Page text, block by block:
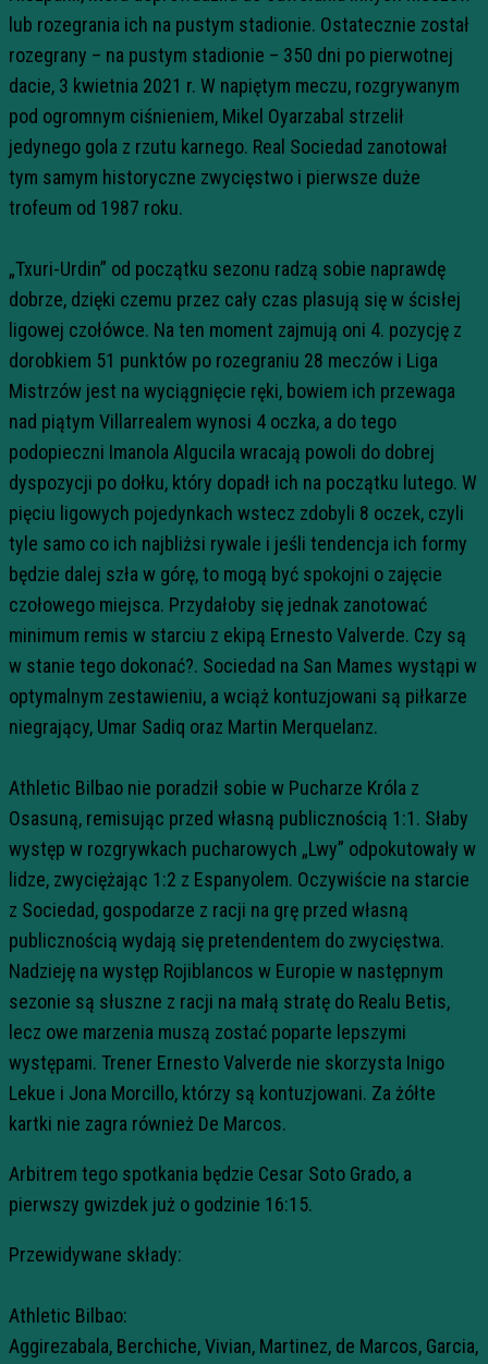
lub rozegrania ich na pustym stadionie. Ostatecznie został
rozegrany – na pustym stadionie – 350 dni po pierwotnej
dacie, 3 kwietnia 2021 r. W napiętym meczu, rozgrywanym
pod ogromnym ciśnieniem, Mikel Oyarzabal strzelił
jedynego gola z rzutu karnego. Real Sociedad zanotował
tym samym historyczne zwycięstwo i pierwsze duże
trofeum od 1987 roku.
„Txuri-Urdin” od początku sezonu radzą sobie naprawdę
dobrze, dzięki czemu przez cały czas plasują się w ścisłej
ligowej czołówce. Na ten moment zajmują oni 4. pozycję z
dorobkiem 51 punktów po rozegraniu 28 meczów i Liga
Mistrzów jest na wyciągnięcie ręki, bowiem ich przewaga
nad piątym Villarrealem wynosi 4 oczka, a do tego
podopieczni Imanola Algucila wracają powoli do dobrej
dyspozycji po dołku, który dopadł ich na początku lutego. W
pięciu ligowych pojedynkach wstecz zdobyli 8 oczek, czyli
tyle samo co ich najbliżsi rywale i jeśli tendencja ich formy
będzie dalej szła w górę, to mogą być spokojni o zajęcie
czołowego miejsca. Przydałoby się jednak zanotować
minimum remis w starciu z ekipą Ernesto Valverde. Czy są
w stanie tego dokonać?. Sociedad na San Mames wystąpi w
optymalnym zestawieniu, a wciąż kontuzjowani są piłkarze
niegrający, Umar Sadiq oraz Martin Merquelanz.
Athletic Bilbao nie poradził sobie w Pucharze Króla z
Osasuną, remisując przed własną publicznością 1:1. Słaby
występ w rozgrywkach pucharowych „Lwy” odpokutowały w
lidze, zwyciężając 1:2 z Espanyolem. Oczywiście na starcie
z Sociedad, gospodarze z racji na grę przed własną
publicznością wydają się pretendentem do zwycięstwa.
Nadzieję na występ Rojiblancos w Europie w następnym
sezonie są słuszne z racji na małą stratę do Realu Betis,
lecz owe marzenia muszą zostać poparte lepszymi
występami. Trener Ernesto Valverde nie skorzysta Inigo
Lekue i Jona Morcillo, którzy są kontuzjowani. Za żółte
kartki nie zagra również De Marcos.
Arbitrem tego spotkania będzie Cesar Soto Grado, a
pierwszy gwizdek już o godzinie 16:15.
Przewidywane składy:
Athletic Bilbao:
Aggirezabala, Berchiche, Vivian, Martinez, de Marcos, Garcia,